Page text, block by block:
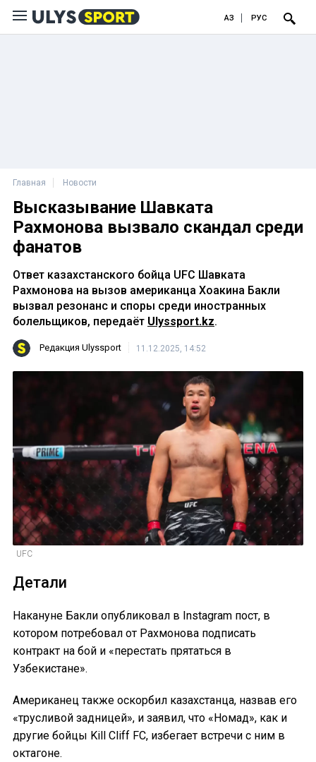
ҚАЗ РУС
Главная Новости
Высказывание Шавката
Рахмонова вызвало скандал среди
фанатов
Ответ казахстанского бойца UFC Шавката
Рахмонова на вызов американца Хоакина Бакли
вызвал резонанс и споры среди иностранных
болельщиков, передаёт Ulyssport.kz.
Редакция Ulyssport 11.12.2025, 14:52
UFC
Детали
Накануне Бакли опубликовал в Instagram пост, в
котором потребовал от Рахмонова подписать
контракт на бой и «перестать прятаться в
Узбекистане».
Американец также оскорбил казахстанца, назвав его
«трусливой задницей», и заявил, что «Номад», как и
другие бойцы Kill Cliff FC, избегает встречи с ним в
октагоне.